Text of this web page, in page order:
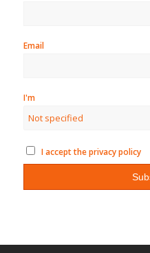
Email
I'm
I accept the privacy policy